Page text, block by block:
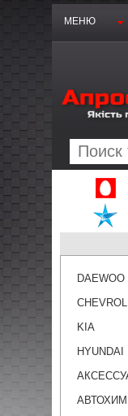
МЕНЮ
DAEWOO
KIA
HYUNDAI